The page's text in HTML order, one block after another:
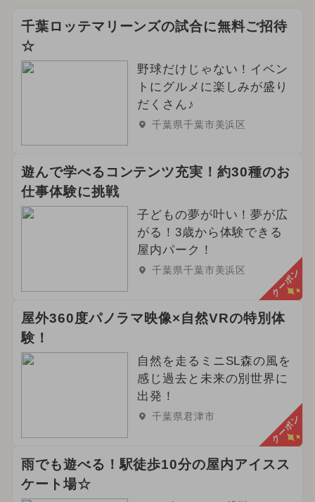
千葉ロッテマリーンズの試合に無料ご招待
☆
野球だけじゃない！イベン
トにグルメに楽しみが盛り
だくさん♪
千葉県千葉市美浜区
遊んで学べるコンテンツ充実！約30種のお
仕事体験に挑戦
子どもの夢が叶い！夢が広
がる！3歳から体験できる
屋内パーク！
千葉県千葉市美浜区 クーポン
屋外360度パノラマ映像×自然VRの特別体
験！
自然を走るミニSL森の風を
感じ過去と未来の別世界に
出発！
千葉県君津市 クーポン
雨でも遊べる！駅徒歩10分の屋内アイスス
ケート場☆